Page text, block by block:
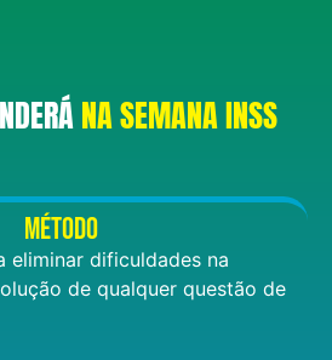
NA SEMANA INSS
MÉTODO
eliminar dificuldades na
de qualquer questão de